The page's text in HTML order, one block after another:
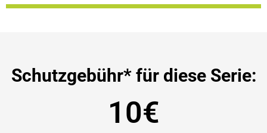
Schutzgebühr* für diese Serie:
10€